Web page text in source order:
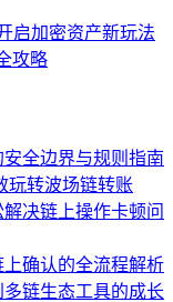
启加密资产新玩法
攻略
全边界与规则指南
玩转波场链转账
决链上操作卡顿问
确认的全流程解析
链生态工具的成长